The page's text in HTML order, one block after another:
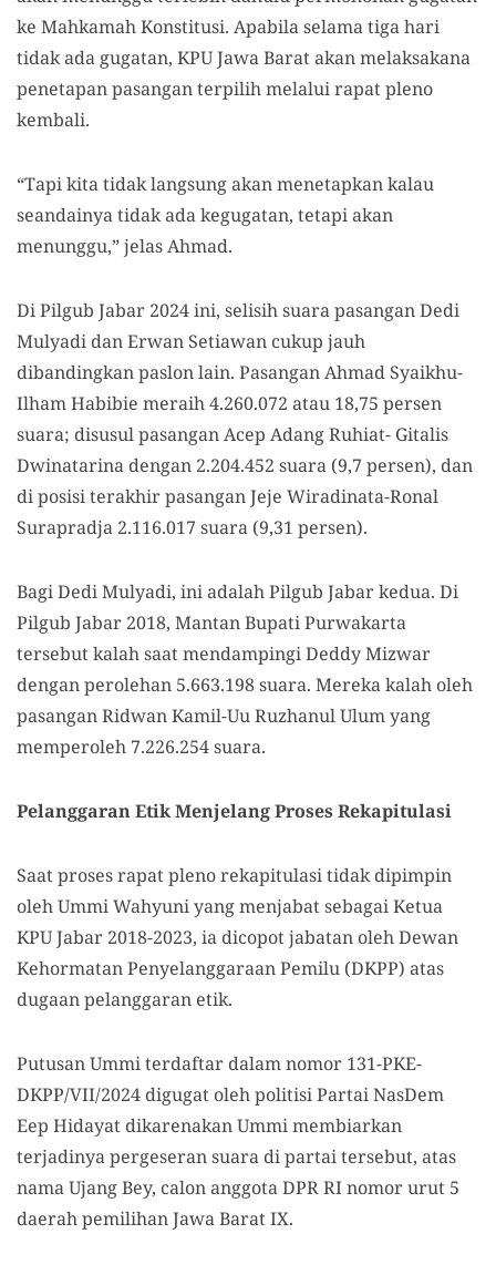
ke Mahkamah Konstitusi. Apabila selama tiga hari
tidak ada gugatan, KPU Jawa Barat akan melaksakana
penetapan pasangan terpilih melalui rapat pleno
kembali.
“Tapi kita tidak langsung akan menetapkan kalau
seandainya tidak ada kegugatan, tetapi akan
menunggu,” jelas Ahmad.
Di Pilgub Jabar 2024 ini, selisih suara pasangan Dedi
Mulyadi dan Erwan Setiawan cukup jauh
dibandingkan paslon lain. Pasangan Ahmad Syaikhu-
Ilham Habibie meraih 4.260.072 atau 18,75 persen
suara; disusul pasangan Acep Adang Ruhiat- Gitalis
Dwinatarina dengan 2.204.452 suara (9,7 persen), dan
di posisi terakhir pasangan Jeje Wiradinata-Ronal
Surapradja 2.116.017 suara (9,31 persen).
Bagi Dedi Mulyadi, ini adalah Pilgub Jabar kedua. Di
Pilgub Jabar 2018, Mantan Bupati Purwakarta
tersebut kalah saat mendampingi Deddy Mizwar
dengan perolehan 5.663.198 suara. Mereka kalah oleh
pasangan Ridwan Kamil-Uu Ruzhanul Ulum yang
memperoleh 7.226.254 suara.
Pelanggaran Etik Menjelang Proses Rekapitulasi
Saat proses rapat pleno rekapitulasi tidak dipimpin
oleh Ummi Wahyuni yang menjabat sebagai Ketua
KPU Jabar 2018-2023, ia dicopot jabatan oleh Dewan
Kehormatan Penyelanggaraan Pemilu (DKPP) atas
dugaan pelanggaran etik.
Putusan Ummi terdaftar dalam nomor 131-PKE-
DKPP/VII/2024 digugat oleh politisi Partai NasDem
Eep Hidayat dikarenakan Ummi membiarkan
terjadinya pergeseran suara di partai tersebut, atas
nama Ujang Bey, calon anggota DPR RI nomor urut 5
daerah pemilihan Jawa Barat IX.